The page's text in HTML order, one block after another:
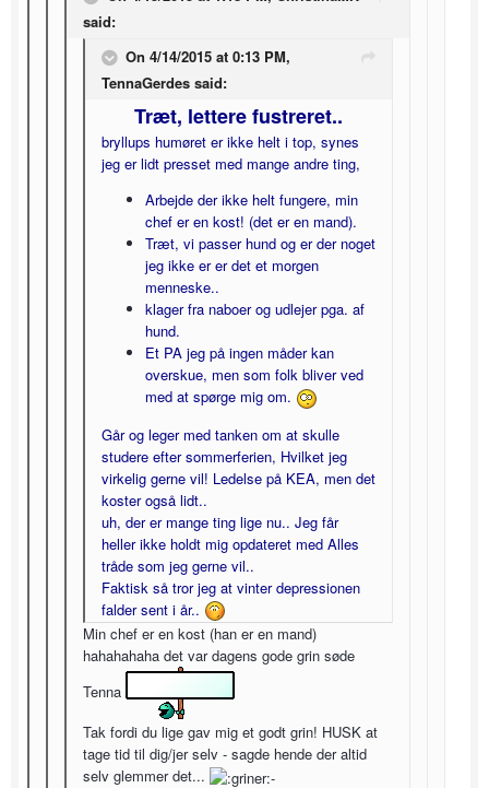
said:
On 4/14/2015 at 0:13 PM,
TennaGerdes said:
Træt, lettere fustreret..
bryllups humøret er ikke helt i top, synes
jeg er lidt presset med mange andre ting,
Arbejde der ikke helt fungere, min
chef er en kost! (det er en mand).
Træt, vi passer hund og er der noget
jeg ikke er er det et morgen
menneske..
klager fra naboer og udlejer pga. af
hund.
Et PA jeg på ingen måder kan
overskue, men som folk bliver ved
med at spørge mig om.
Går og leger med tanken om at skulle
studere efter sommerferien, Hvilket jeg
virkelig gerne vil! Ledelse på KEA, men det
koster også lidt..
uh, der er mange ting lige nu.. Jeg får
heller ikke holdt mig opdateret med Alles
tråde som jeg gerne vil..
Faktisk så tror jeg at vinter depressionen
falder sent i år..
Min chef er en kost (han er en mand)
hahahahaha det var dagens gode grin søde
Tenna
Tak fordi du lige gav mig et godt grin! HUSK at
tage tid til dig/jer selv - sagde hende der altid
selv glemmer det...